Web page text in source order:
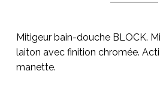
Go To
Mitigeur bain-douche BLOCK.
laiton avec finition chromée.
manette.